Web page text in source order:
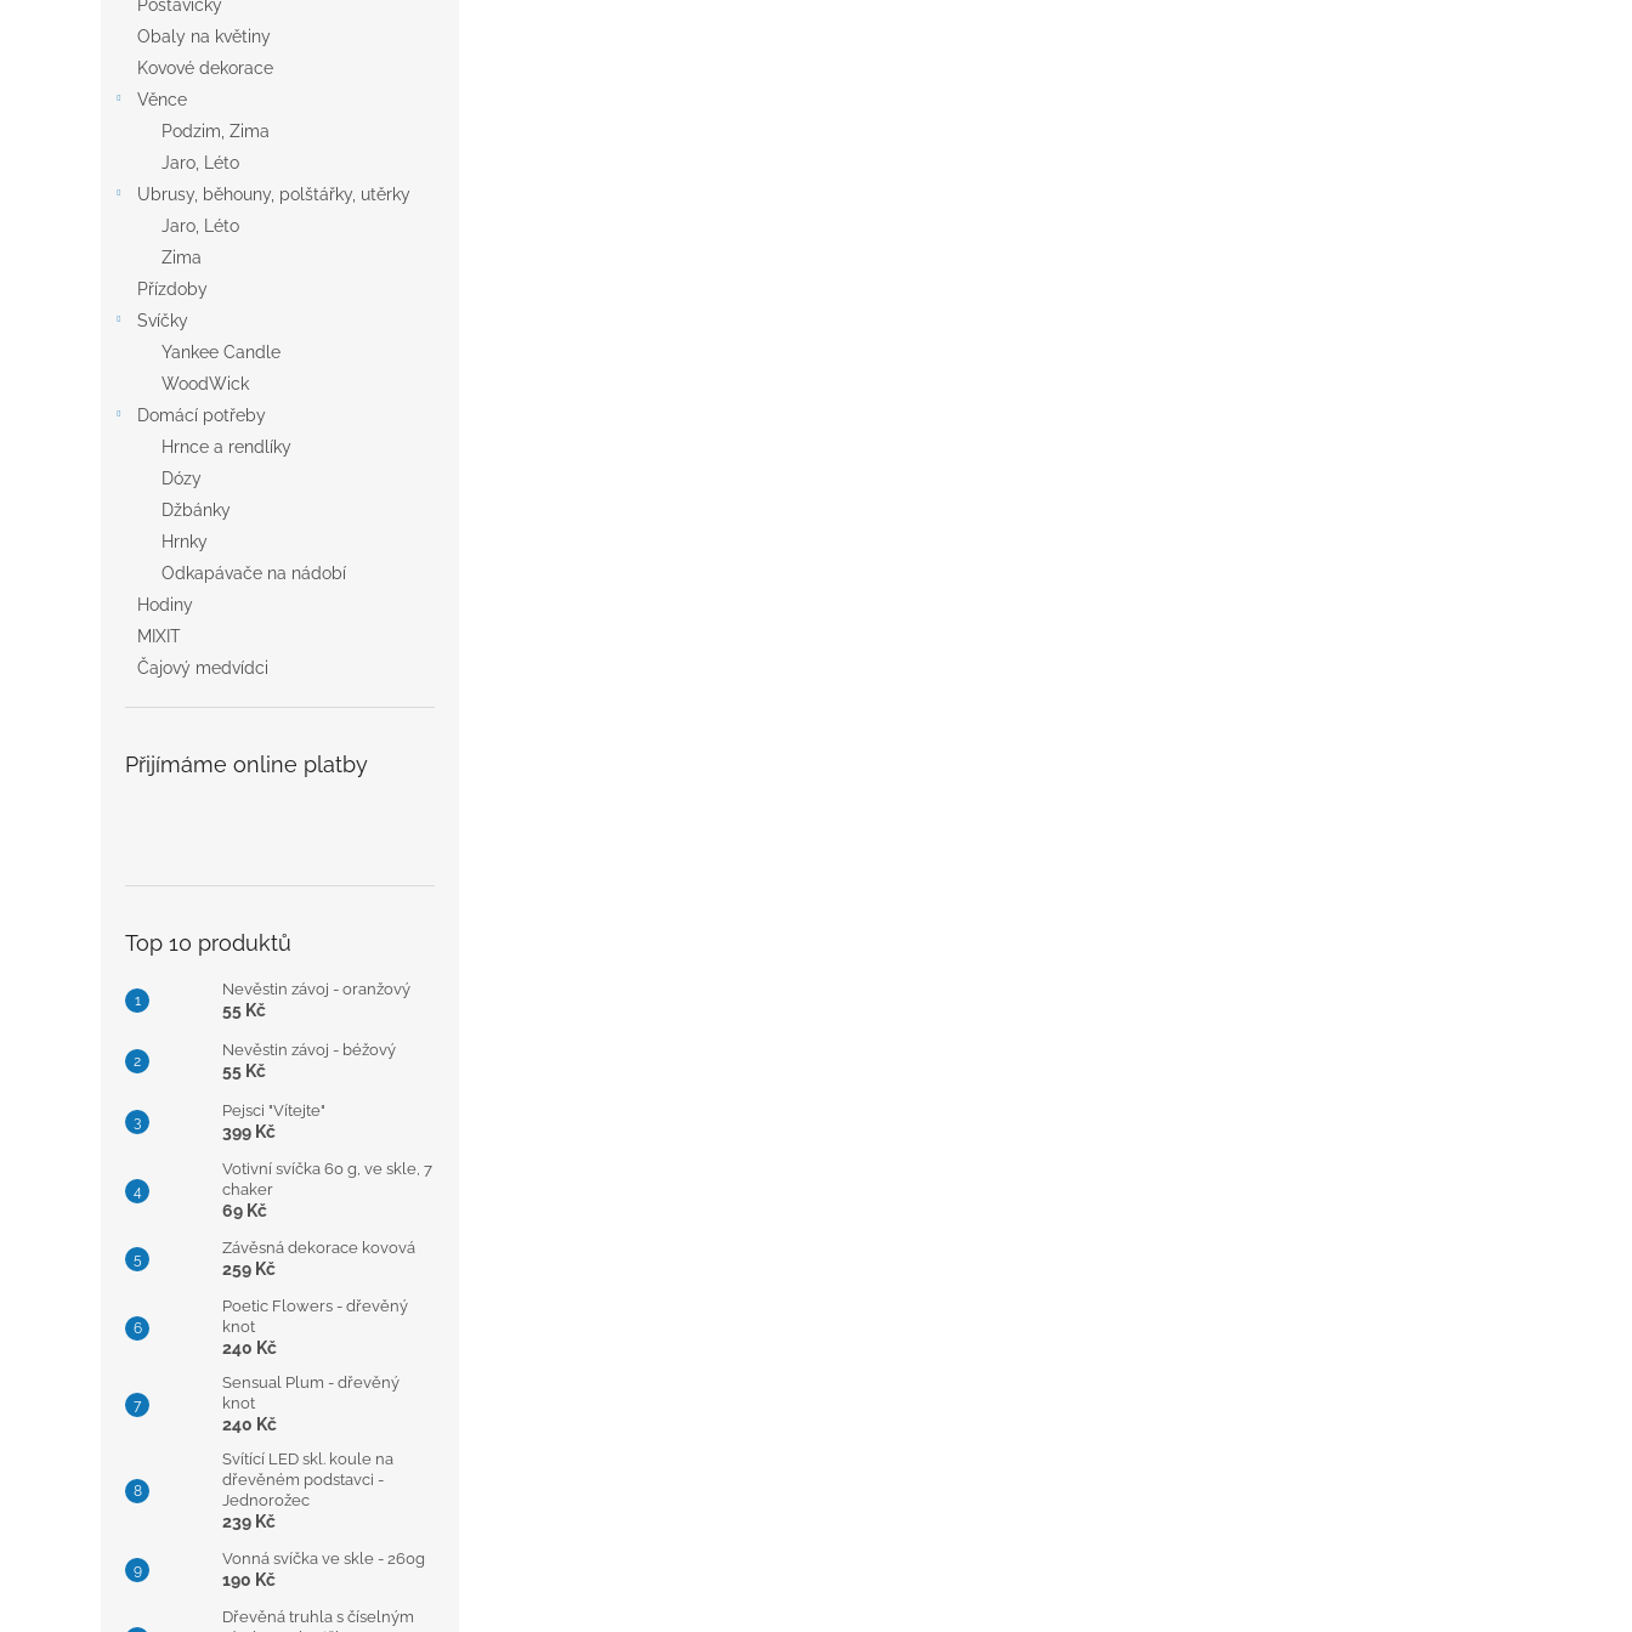
Postavičky
Obaly na květiny
Kovové dekorace
Věnce
Podzim, Zima
Jaro, Léto
Ubrusy, běhouny, polštářky, utěrky
Jaro, Léto
Zima
Přízdoby
Svíčky
Yankee Candle
WoodWick
Domácí potřeby
Hrnce a rendlíky
Dózy
Džbánky
Hrnky
Odkapávače na nádobí
Hodiny
MIXIT
Čajový medvídci
Přijímáme online platby
Top 10 produktů
Nevěstin závoj - oranžový
55 Kč
Nevěstin závoj - béžový
55 Kč
Pejsci "Vítejte"
399 Kč
Votivní svíčka 60 g, ve skle, 7
chaker
69 Kč
Závěsná dekorace kovová
259 Kč
Poetic Flowers - dřevěný
knot
240 Kč
Sensual Plum - dřevěný
knot
240 Kč
Svítící LED skl. koule na
dřevěném podstavci -
Jednorožec
239 Kč
Vonná svíčka ve skle - 260g
190 Kč
Dřevěná truhla s číselným